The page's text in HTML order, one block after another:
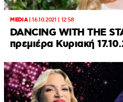
MEDIA|16.10.2021 | 12:58
DANCING WITH THE
πρεμιέρα Κυριακή